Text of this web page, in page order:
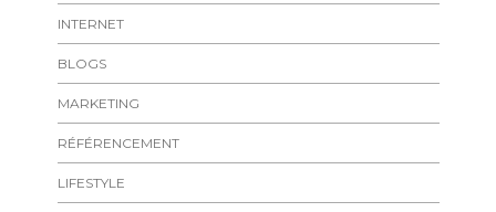
INTERNET
BLOGS
MARKETING
RÉFÉRENCEMENT
LIFESTYLE